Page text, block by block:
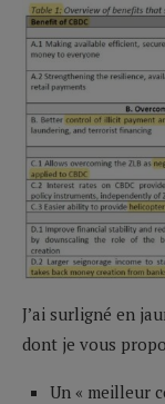
J’ai surligné en
dont je vous
Un « meilleur